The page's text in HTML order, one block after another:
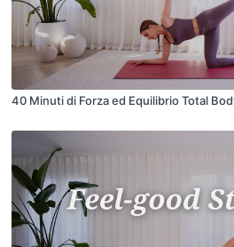
40 Minuti di Forza ed Equilibrio Total